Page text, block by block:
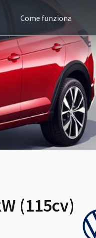
Come funziona
(115cv)